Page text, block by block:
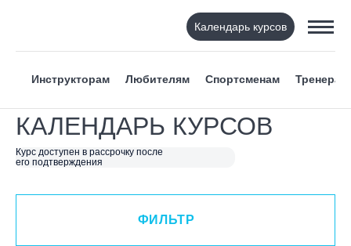
Календарь курсов
Инструкторам Любителям Спортсменам Тренерам
КАЛЕНДАРЬ КУРСОВ
Курс доступен в рассрочку после
его подтверждения
ФИЛЬТР
ВИД СПОРТА
Я ХОЧУ
КАТЕГОРИЯ
ФИЛЬТР